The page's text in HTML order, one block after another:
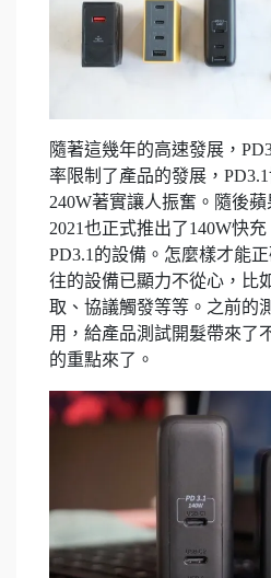
隨著這幾年的高速發展，
率限制了產品的發展，
240W著實讓人振奮。隨後蘋
2021也正式推出了140W快
PD3.1的設備。怎麼樣才能
往的設備已顯力不從心，比
取、協議觸發等等。之前的
用，給產品測試開髮帶來了
的重點來了。